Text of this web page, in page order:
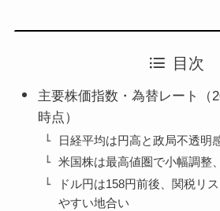
目次
主要株価指数・為替レート（
時点）
日経平均は円高と政局不透明
米国株は最高値圏で小幅調整
ドル円は158円前後、関税リ
やすい地合い